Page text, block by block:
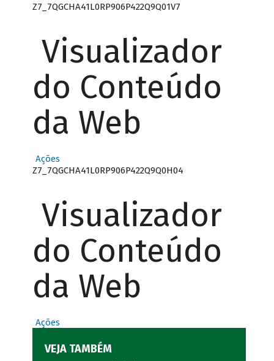
Z7_7QGCHA41L0RP906P422Q9Q01V7
Visualizador
do Conteúdo
da Web
Ações
Z7_7QGCHA41L0RP906P422Q9Q0H04
Visualizador
do Conteúdo
da Web
Ações
VEJA TAMBÉM